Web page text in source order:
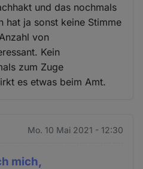
und das nochmals
hat ja sonst keine Stimme
von
Kein
zum Zuge
es etwas beim Amt.
Mo. 10 Mai 2021 - 12:30
mich,